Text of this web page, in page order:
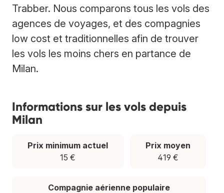
Trabber. Nous comparons tous les vols des
agences de voyages, et des compagnies
low cost et traditionnelles afin de trouver
les vols les moins chers en partance de
Milan.
Informations sur les vols depuis
Milan
Prix minimum actuel
15 €
Prix moyen
419 €
Compagnie aérienne populaire